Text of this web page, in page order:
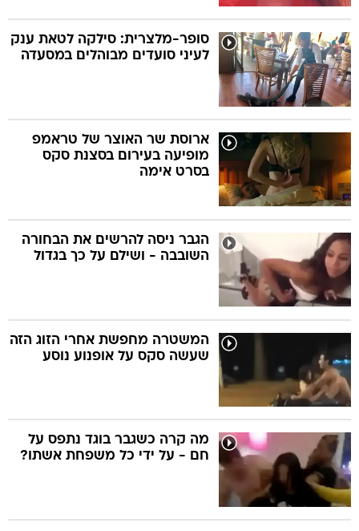
סופר-מלצרית: סילקה לטאת ענק
לעיני סועדים מבוהלים במסעדה
ארוסת שר האוצר של טראמפ
מופיעה בעירום בסצנת סקס
בסרט אימה
הגבר ניסה להרשים את הבחורה
השובבה - ושילם על כך בגדול
המשטרה מחפשת אחרי הזוג הזה
שעשה סקס על אופנוע נוסע
מה קרה כשגבר בוגד נתפס על
חם - על ידי כל משפחת אשתו?